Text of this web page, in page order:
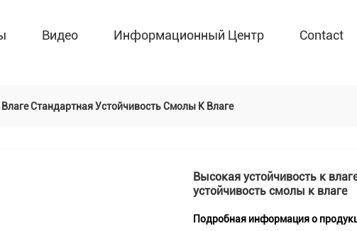
Видео Информационный Центр Contact
Стандартная Устойчивость Смолы К Влаге
Высокая устойчивость к
устойчивость смолы к влаге
Подробная информация о